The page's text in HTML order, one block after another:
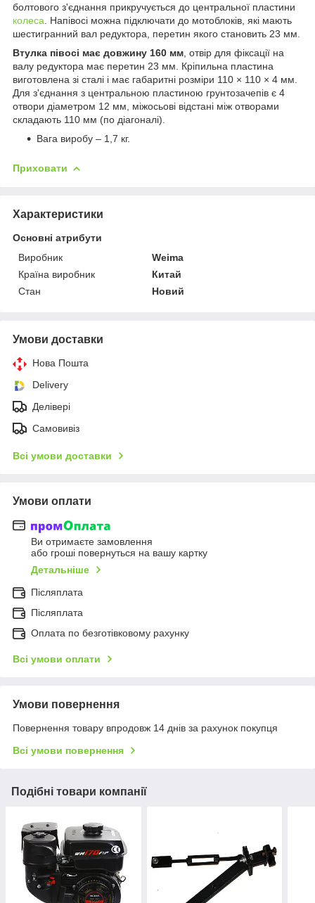
болтового з'єднання прикручується до центральної пластини
колеса . Напівосі можна підключати до мотоблоків, які мають
шестигранний вал редуктора, перетин якого становить 23 мм.
Втулка півосі має довжину 160 мм , отвір для фіксації на
валу редуктора має перетин 23 мм. Кріпильна пластина
виготовлена ​​зі сталі і має габаритні розміри 110 × 110 × 4 мм.
Для з'єднання з центральною пластиною грунтозачепів є 4
отвори діаметром 12 мм, міжосьові відстані між отворами
складають 110 мм (по діагоналі).
Вага виробу – 1,7 кг.
Приховати
Характеристики
Основні атрибути
Виробник
Weima
Країна виробник
Китай
Стан
Новий
Умови доставки
Нова Пошта
Delivery
Делівері
Самовивіз
Всі умови доставки
Умови оплати
Ви отримаєте замовлення
або гроші повернуться на вашу картку
Детальніше
Післяплата
Післяплата
Оплата по безготівковому рахунку
Всі умови оплати
Умови повернення
Повернення товару впродовж 14 днів за рахунок покупця
Всі умови повернення
Подібні товари компанії